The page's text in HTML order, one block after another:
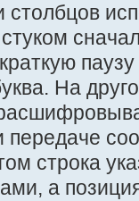
На
передаче
строка
а